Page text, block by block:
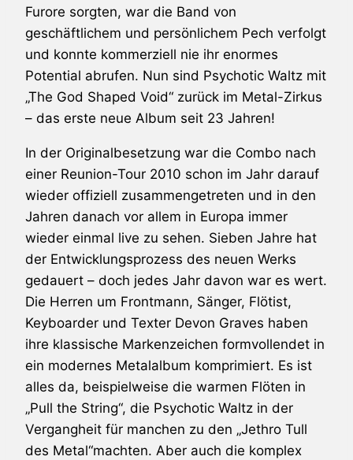
Furore sorgten, war die Band von
geschäftlichem und persönlichem Pech verfolgt
und konnte kommerziell nie ihr enormes
Potential abrufen. Nun sind Psychotic Waltz mit
„The God Shaped Void“ zurück im Metal-Zirkus
– das erste neue Album seit 23 Jahren!
In der Originalbesetzung war die Combo nach
einer Reunion-Tour 2010 schon im Jahr darauf
wieder offiziell zusammengetreten und in den
Jahren danach vor allem in Europa immer
wieder einmal live zu sehen. Sieben Jahre hat
der Entwicklungsprozess des neuen Werks
gedauert – doch jedes Jahr davon war es wert.
Die Herren um Frontmann, Sänger, Flötist,
Keyboarder und Texter Devon Graves haben
ihre klassische Markenzeichen formvollendet in
ein modernes Metalalbum komprimiert. Es ist
alles da, beispielweise die warmen Flöten in
„Pull the String“, die Psychotic Waltz in der
Vergangheit für manchen zu den „Jethro Tull
des Metal“machten. Aber auch die komplex